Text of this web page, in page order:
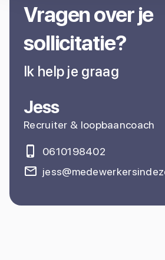
Vragen over je
sollicitatie?
Ik help je graag
Jess
Recruiter & loopbaancoach
0610198402